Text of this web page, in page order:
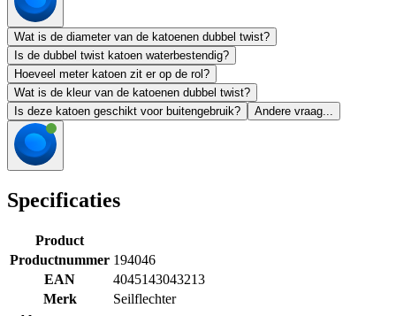
Wat is de diameter van de katoenen dubbel twist?
Is de dubbel twist katoen waterbestendig?
Hoeveel meter katoen zit er op de rol?
Wat is de kleur van de katoenen dubbel twist?
Is deze katoen geschikt voor buitengebruik?
Andere vraag...
Specificaties
Product
Productnummer 194046
EAN
4045143043213
Merk
Seilflechter